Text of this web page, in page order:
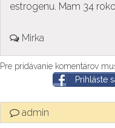
estrogenu. Mam 34
Mirka
Pre pridávanie komentárov
Prihláste
admin